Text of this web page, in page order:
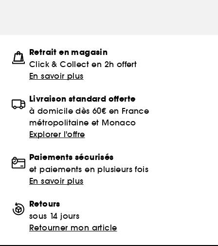
Retrait en magasin
Click & Collect en 2h offert
En savoir plus
Livraison standard offerte
à domicile dès 60€ en France
métropolitaine et Monaco
Explorer l'offre
Paiements sécurisés
et paiements en plusieurs fois
En savoir plus
Retours
sous 14 jours
Retourner mon article